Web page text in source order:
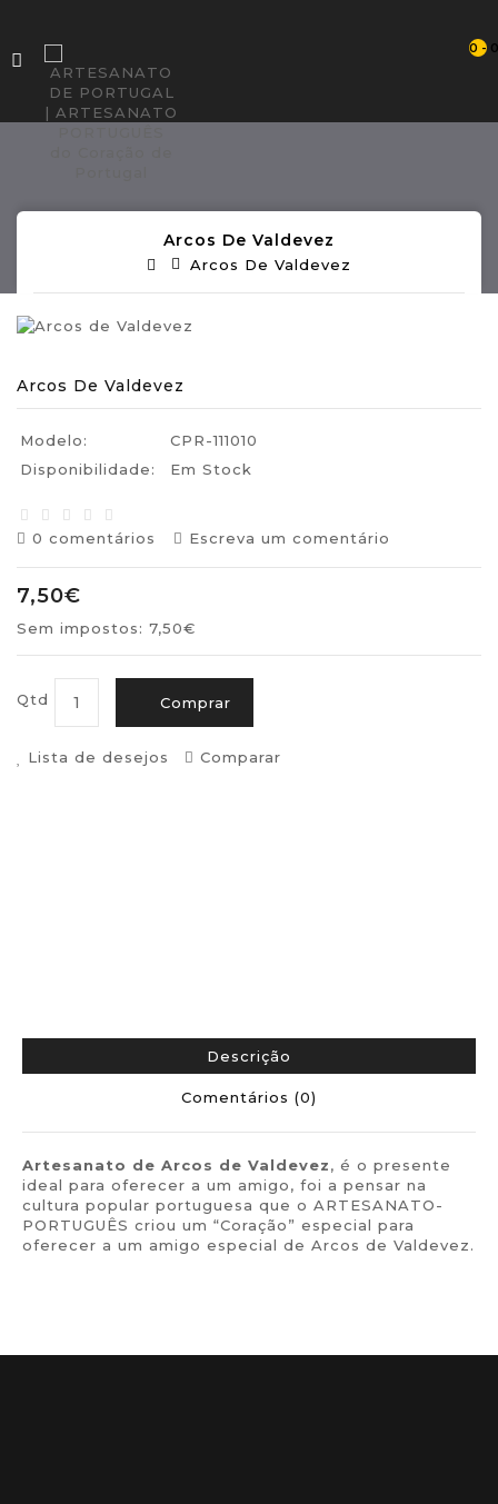
0 -
Arcos De Valdevez
Arcos De Valdevez
Arcos De Valdevez
Modelo:
CPR-111010
Disponibilidade:
Em Stock
0 comentários Escreva um comentário
7,50€
Sem impostos: 7,50€
Qtd Comprar
Lista de desejos Comparar
Descrição
Comentários (0)
Artesanato de Arcos de Valdevez, é o presente
ideal para oferecer a um amigo, foi a pensar na
cultura popular portuguesa que o ARTESANATO-
PORTUGUÊS criou um “Coração” especial para
oferecer a um amigo especial de Arcos de Valdevez.